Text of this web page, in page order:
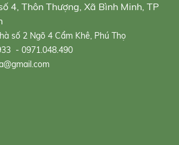
4, Thôn Thượng, Xã Bình Minh, TP
số 2 Ngõ 4 Cẩm Khê, Phú Thọ
- 0971.048.490